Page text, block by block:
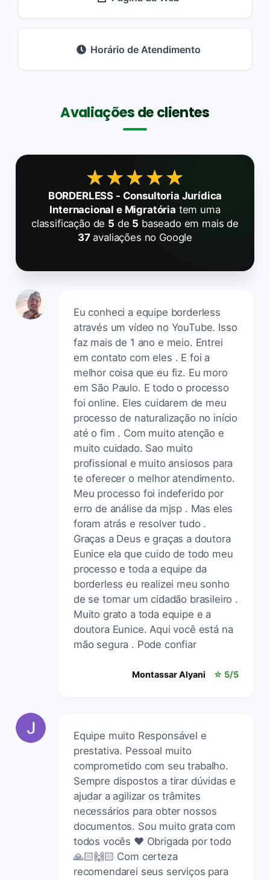
Horário de Atendimento
Avaliações de clientes
★★★★★
★★★★★
BORDERLESS - Consultoria Jurídica
Internacional e Migratória tem uma
classificação de 5 de 5 baseado em mais de
37avaliações no Google
Eu conheci a equipe borderless
através um vídeo no YouTube. Isso
faz mais de 1 ano e meio. Entrei
em contato com eles . E foi a
melhor coisa que eu fiz. Eu moro
em São Paulo. E todo o processo
foi online. Eles cuidarem de meu
processo de naturalização no início
até o fim . Com muito atenção e
muito cuidado. Sao muito
profissional e muito ansiosos para
te oferecer o melhor atendimento.
Meu processo foi indeferido por
erro de análise da mjsp . Mas eles
foram atrás e resolver tudo .
Graças a Deus e graças a doutora
Eunice ela que cuido de todo meu
processo e toda a equipe da
borderless eu realizei meu sonho
de se tornar um cidadão brasileiro .
Muito grato a toda equipe e a
doutora Eunice. Aqui você está na
mão segura . Pode confiar
Montassar Alyani ☆ 5/5
Equipe muito Responsável e
prestativa. Pessoal muito
comprometido com seu trabalho.
Sempre dispostos a tirar dúvidas e
ajudar a agilizar os trâmites
necessários para obter nossos
documentos. Sou muito grata com
todos vocês ❤️ Obrigada por todo
🙏🏻🙌🏻 Com certeza
recomendarei seus serviços para